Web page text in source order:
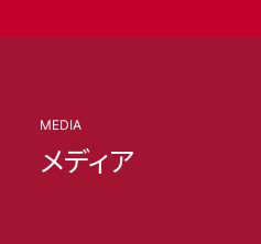
MEDIA
メディア